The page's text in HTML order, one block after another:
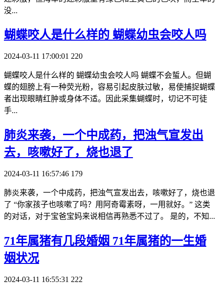
没...
​蝴蝶咬人是什么样的 蝴蝶幼虫会咬人吗
2024-03-11 17:00:01 220
蝴蝶咬人是什么样的 蝴蝶幼虫会咬人吗 蝴蝶不会蜇人。但蝴
蝶的翅膀上有一种荧光粉，容易引起皮肤过敏，易使捕捉蝴蝶
者出现眼睛红肿或身体不适。因此采集蝴蝶时，切记不可徒
手...
​肺炎来袭，一个中成药，把浊气宣发出
去，咳嗽好了，烧也退了
2024-03-11 16:57:46 179
肺炎来袭，一个中成药，把浊气宣发出去，咳嗽好了，烧也退
了 “你家孩子也咳嗽了吗？用阿奇霉素呀，一用就好。” 这类
的对话，对于宝爸宝妈来说相信再熟悉不过了。 是的，不知...
​71年属猪有几段婚姻 71年属猪的一生婚
姻状况
2024-03-11 16:55:31 222